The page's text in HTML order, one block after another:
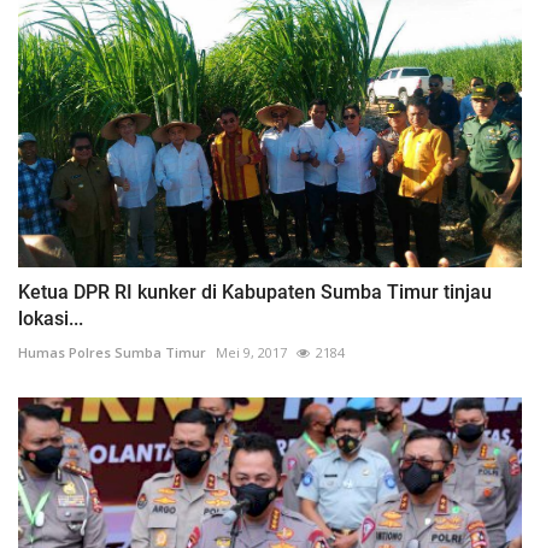
Ketua DPR RI kunker di Kabupaten Sumba Timur tinjau
lokasi...
Humas Polres Sumba Timur Mei 9, 2017 2184